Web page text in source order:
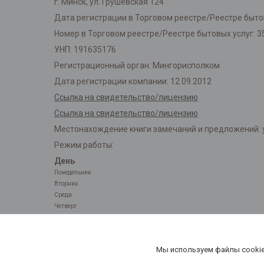
г. Минск, ул. Грушевская 124
Дата регистрации в Торговом реестре/Реестре
Номер в Торговом реестре/Реестре бытовых услуг:
УНП: 191635176
Регистрационный орган: Мингорисполком
Дата регистрации компании: 12.09.2012
Ссылка на свидетельство/лицензию
Ссылка на свидетельство/лицензию
Местонахождение книги замечаний и предложений:
Режим работы:
День
Понедельник
Вторник
Среда
Четверг
Мы используем файлы